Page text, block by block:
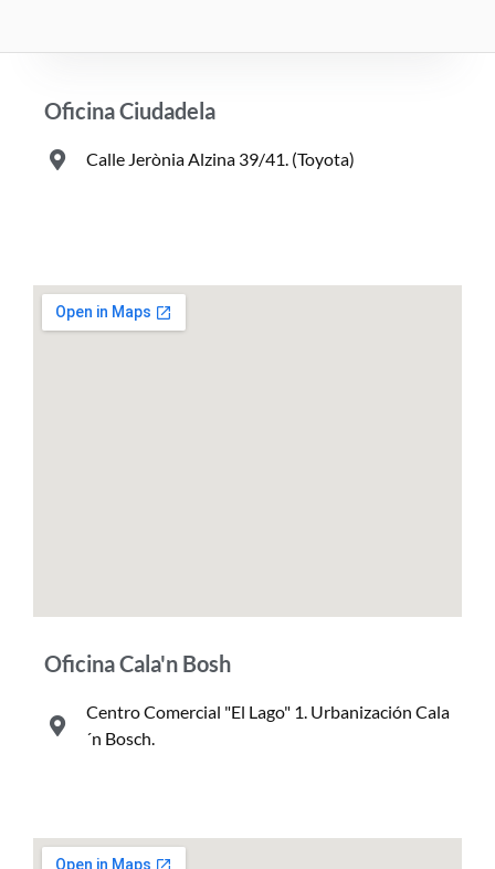
Oficina Ciudadela
Calle Jerònia Alzina 39/41. (Toyota)
Oficina Cala'n Bosh
Centro Comercial "El Lago" 1. Urbanización Cala
´n Bosch.